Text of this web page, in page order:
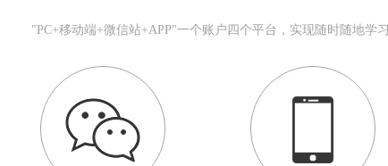
"PC+移动端+微信站+APP"一个账户四个平台，实现随时随地学习